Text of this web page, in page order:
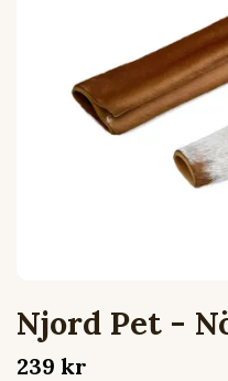
Njord Pet -
239 kr